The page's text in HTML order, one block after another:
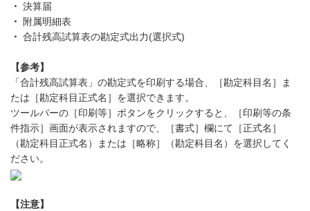
・ 決算届
・
附属明細表
・ 合計残高試算表の勘定式出力(選択式)
【参考】
「合計残高試算表」の勘定式を印刷する場合、［勘定科目名］ま
たは［勘定科目正式名］を選択できます。
ツールバーの［印刷等］ボタンをクリックすると、［印刷等の条
件指示］画面が表示されますので、［書式］欄にて［正式名］
（勘定科目正式名）または［略称］（勘定科目名）を選択してく
ださい。
【注意】